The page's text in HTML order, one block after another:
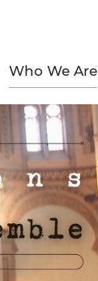
Who We Are